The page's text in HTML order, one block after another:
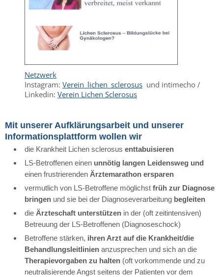
Netzwerk
Instagram: Verein_lichen_sclerosus und intimecho /
Linkedin: Verein Lichen Sclerosus
Mit unserer Aufklärungsarbeit und unserer
Informationsplattform wollen wir
die Krankheit Lichen sclerosus enttabuisieren
LS-Betroffenen einen unnötig langen Leidensweg und
einen frustrierenden Ärztemarathon ersparen
vermutlich von LS-Betroffene möglichst früh zur Diagnose
bringen und sie bei der Diagnoseverarbeitung begleiten
die Ärzteschaft unterstützen in der (oft zeitintensiven)
Betreuung der LS-Betroffenen (Diagnoseschock)
Betroffene stärken, ihren Arzt auf die Krankheit/die
Behandlungsleitlinien anzusprechen und sich an die
Therapievorgaben zu halten (oft vorkommende und zu
neutralisierende Angst seitens der Patienten vor dem